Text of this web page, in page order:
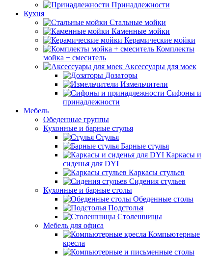
Принадлежности
Кухня
Стальные мойки
Каменные мойки
Керамические мойки
Комплекты
мойка + смеситель
Аксессуары для моек
Дозаторы
Измельчители
Сифоны и
принадлежности
Мебель
Обеденные группы
Кухонные и барные стулья
Стулья
Барные стулья
Каркасы и
сиденья для DYI
Каркасы стульев
Сидения стульев
Кухонные и барные столы
Обеденные столы
Подстолья
Столешницы
Мебель для офиса
Компьютерные
кресла